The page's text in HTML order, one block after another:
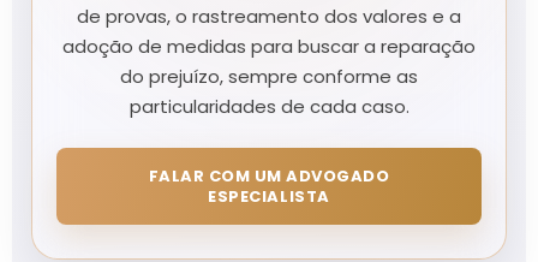
de provas, o rastreamento dos valores e a
adoção de medidas para buscar a reparação
do prejuízo, sempre conforme as
particularidades de cada caso.
FALAR COM UM ADVOGADO
ESPECIALISTA